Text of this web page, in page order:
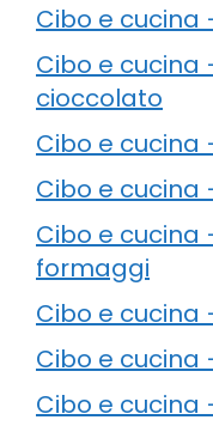
Cibo e cucina
Cibo e cucina
cioccolato
Cibo e cucina
Cibo e cucina
Cibo e cucina
formaggi
Cibo e cucina
Cibo e cucina
Cibo e cucina